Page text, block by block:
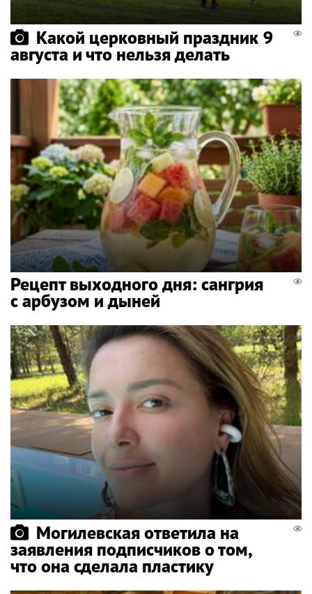
Какой церковный праздник 9
августа и что нельзя делать
Рецепт выходного дня: сангрия
с арбузом и дыней
Могилевская ответила на
заявления подписчиков о том,
что она сделала пластику